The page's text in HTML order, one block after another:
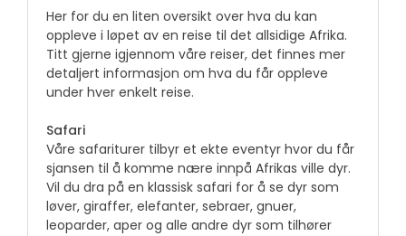
Her for du en liten oversikt over hva du kan
oppleve i løpet av en reise til det allsidige Afrika.
Titt gjerne igjennom våre reiser, det finnes mer
detaljert informasjon om hva du får oppleve
under hver enkelt reise.
Safari
Våre safariturer tilbyr et ekte eventyr hvor du får
sjansen til å komme nære innpå Afrikas ville dyr.
Vil du dra på en klassisk safari for å se dyr som
løver, giraffer, elefanter, sebraer, gnuer,
leoparder, aper og alle andre dyr som tilhører